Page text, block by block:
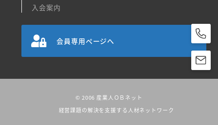
入会案内
会員専用ページへ
© 2006 産業人ＯＢネット
経営課題の解決を支援する人材ネットワーク